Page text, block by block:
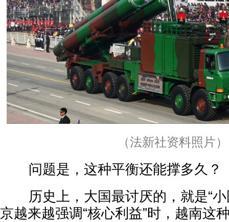
（法新社资料照片）
问题是，这种平衡还能撑多久？
历史上，大国最讨厌的，就是“小
京越来越强调“核心利益”时，越南这